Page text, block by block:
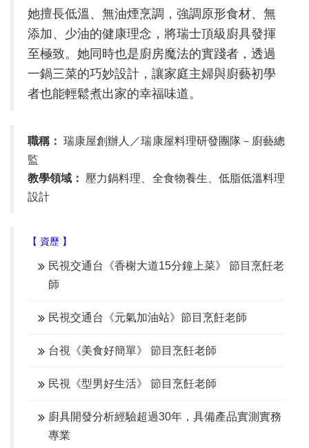
她擅長低溫、無油煙烹調，強調原形食材、無
添加、少油的健康理念，將瑞士頂級廚具發揮
至極致。她同時也是廚房魔法的實踐者，透過
一鍋三菜的巧妙設計，讓家庭主婦與廚藝初學
者也能輕鬆煮出家的幸福味道。
職稱： 瑞康屋創辦人／瑞康屋料理研發團隊－廚藝總
監
教學領域：
壓力鍋料理、全食物養生、低脂低溫料理
設計
【 資歷 】
民視交通台《香榭大道15分鐘上菜》 節目烹飪老
師
民視交通台《元氣加油站》節目烹飪老師
台視《美食好簡單》 節目烹飪老師
民視《型男好生活》 節目烹飪老師
廚具開發分析經驗超過30年，具備產品實測實務
專業